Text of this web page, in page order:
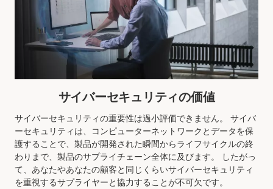
サイバーセキュリティの価値
サイバーセキュリティの重要性は過小評価できません。 サイバ
ーセキュリティは、コンピューターネットワークとデータを保
護することで、製品が開発された瞬間からライフサイクルの終
わりまで、製品のサプライチェーン全体に及びます。 したがっ
て、あなたやあなたの顧客と同じくらいサイバーセキュリティ
を重視するサプライヤーと協力することが不可欠です。